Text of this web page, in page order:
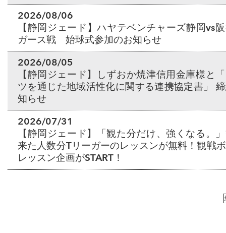
2026/08/06
【静岡ジェード】ハヤテベンチャーズ静岡vs
ガース戦 始球式参加のお知らせ
2026/08/05
【静岡ジェード】しずおか焼津信用金庫様と
ツを通じた地域活性化に関する連携協定書」
知らせ
2026/07/31
【静岡ジェード】「観た分だけ、強くなる。
来た人数分Tリーガーのレッスンが無料！観戦
レッスン企画がSTART！